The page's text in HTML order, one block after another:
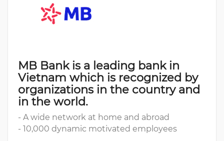
MB Bank is a leading bank in
Vietnam which is recognized by
organizations in the country and
in the world.
- A wide network at home and abroad
- 10,000 dynamic motivated employees